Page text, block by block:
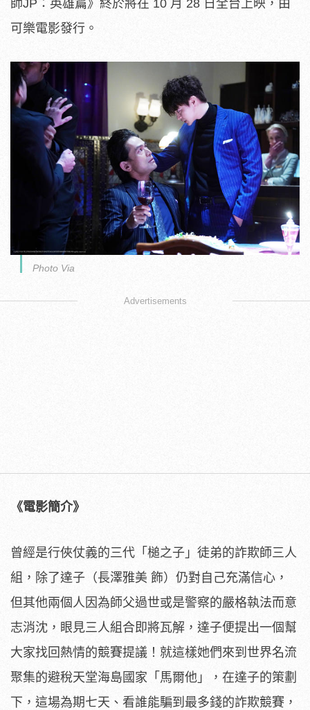
師JP：英雄篇》終於將在 10 月 28 日全台上映，由
可樂電影發行。
Photo Via
Advertisements
《電影簡介》
曾經是行俠仗義的三代「槌之子」徒弟的詐欺師三人
組，除了達子（長澤雅美 飾）仍對自己充滿信心，
但其他兩個人因為師父過世或是警察的嚴格執法而意
志消沈， 眼見三人組合即將瓦解， 達子便提出一個幫
大家找回熱情的競賽提議！ 就這樣她們來到世界名流
聚集的避稅天堂海島國家「馬爾他」， 在達子的策劃
下，這場為期七天、看誰能騙到最多錢的詐欺競賽，